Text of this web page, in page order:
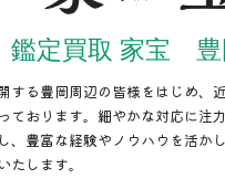
鑑定買取 家宝 豊
する豊岡周辺の皆様をはじめ、
ております。細やかな対応に注
、豊富な経験やノウハウを活か
たします。